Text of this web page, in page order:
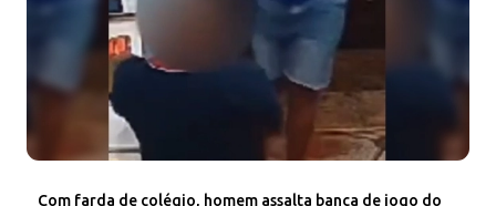
Com farda de colégio, homem assalta banca de jogo do